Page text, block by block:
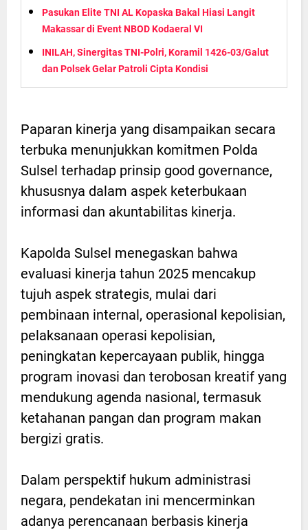
Pasukan Elite TNI AL Kopaska Bakal Hiasi Langit
Makassar di Event NBOD Kodaeral VI
INILAH, Sinergitas TNI-Polri, Koramil 1426-03/Galut
dan Polsek Gelar Patroli Cipta Kondisi
Paparan kinerja yang disampaikan secara
terbuka menunjukkan komitmen Polda
Sulsel terhadap prinsip good governance,
khususnya dalam aspek keterbukaan
informasi dan akuntabilitas kinerja.
Kapolda Sulsel menegaskan bahwa
evaluasi kinerja tahun 2025 mencakup
tujuh aspek strategis, mulai dari
pembinaan internal, operasional kepolisian,
pelaksanaan operasi kepolisian,
peningkatan kepercayaan publik, hingga
program inovasi dan terobosan kreatif yang
mendukung agenda nasional, termasuk
ketahanan pangan dan program makan
bergizi gratis.
Dalam perspektif hukum administrasi
negara, pendekatan ini mencerminkan
adanya perencanaan berbasis kinerja